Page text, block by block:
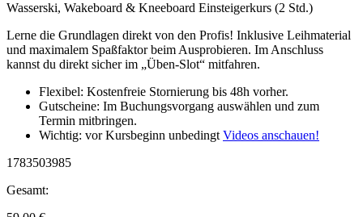
Wasserski, Wakeboard & Kneeboard Einsteigerkurs (2 Std.)
Lerne die Grundlagen direkt von den Profis! Inklusive Leihmaterial
und maximalem Spaßfaktor beim Ausprobieren. Im Anschluss
kannst du direkt sicher im „Üben-Slot“ mitfahren.
Flexibel: Kostenfreie Stornierung bis 48h vorher.
Gutscheine: Im Buchungsvorgang auswählen und zum
Termin mitbringen.
Wichtig: vor Kursbeginn unbedingtVideos anschauen!
1783503985
Gesamt: